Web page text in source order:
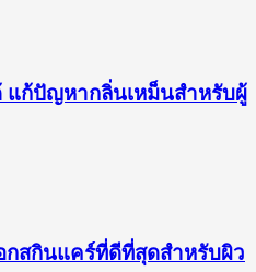
แก้ปัญหากลิ่นเหม็นสำหรับผู้
กสกินแคร์ที่ดีที่สุดสำหรับผิว